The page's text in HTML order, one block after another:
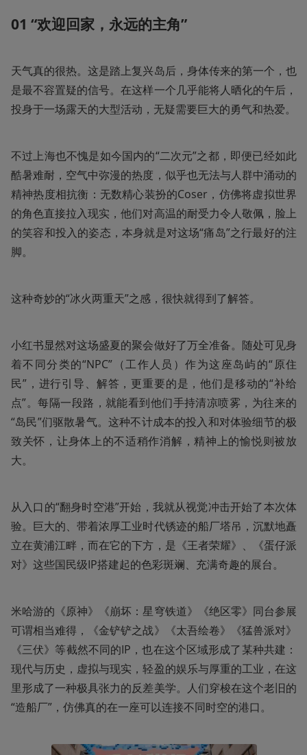
01 “欢迎回家，永远的主角”
天气真的很热。这是踏上复兴岛后，身体传来的第一个，也
是最不容置疑的信号。在这样一个几乎能将人晒化的午后，
投身于一场露天的大型活动，无疑需要巨大的勇气和热爱。
不过上海也不愧是如今国内的“二次元”之都，即便已经如此
酷暑难耐，空气中弥漫的热度，似乎也无法与人群中涌动的
精神热度相抗衡：无数精心装扮的Coser，仿佛将虚拟世界
的角色直接拉入现实，他们对高温的耐受力令人敬佩，脸上
的笑容和投入的姿态，本身就是对这场“痛岛”之行最好的注
脚。
这种奇妙的“冰火两重天”之感，很快就得到了解答。
小红书显然对这场盛夏的聚会做好了万全准备。随处可见身
着不同分类的“NPC”（工作人员）作为这座岛屿的“原住
民”，进行引导、解答，更重要的是，他们是移动的“补给
点”。每隔一段路，就能看到他们手持清凉喷雾，为往来的
“岛民”们驱散暑气。这种不计成本的投入和对体验细节的极
致关怀，让身体上的不适稍作消解，精神上的愉悦则被放
大。
从入口的“翻身时空港”开始，我就从视觉冲击开始了本次体
验。巨大的、带着浓厚工业时代锈迹的船厂塔吊，沉默地矗
立在黄浦江畔，而在它的下方，是《王者荣耀》、《蛋仔派
对》这些国民级IP搭建起的色彩斑斓、充满奇趣的展台。
米哈游的《原神》《崩坏：星穹铁道》《绝区零》同台参展
可谓相当难得，《金铲铲之战》《太吾绘卷》《猛兽派对》
《三伏》等截然不同的IP，也在这个区域形成了某种共建：
现代与历史，虚拟与现实，轻盈的娱乐与厚重的工业，在这
里形成了一种极具张力的反差美学。人们穿梭在这个老旧的
“造船厂”，仿佛真的在一座可以连接不同时空的港口。